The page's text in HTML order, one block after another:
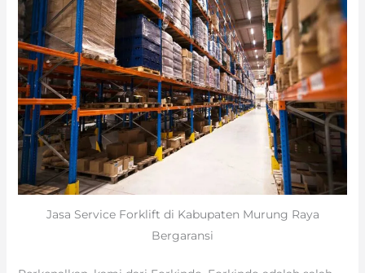
Jasa Service Forklift di Kabupaten Murung Raya
Bergaransi